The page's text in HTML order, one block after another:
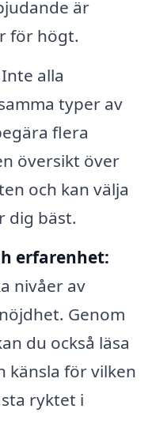
är
för högt.
Inte alla
typer av
flera
översikt över
och kan välja
dig bäst.
erfarenhet:
nivåer av
Genom
du också läsa
känsla för vilken
ryktet i